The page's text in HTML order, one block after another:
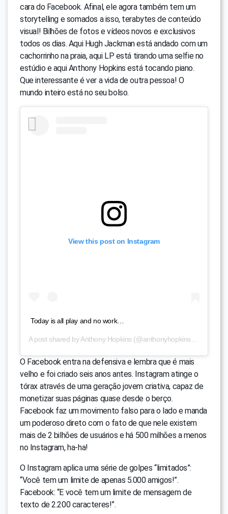
cara do Facebook. Afinal, ele agora também tem um
storytelling e somados a isso, terabytes de conteúdo
visual! Bilhões de fotos e vídeos novos e exclusivos
todos os dias. Aqui Hugh Jackman está andado com um
cachorrinho na praia, aqui LP está tirando uma selfie no
estúdio e aqui Anthony Hopkins está tocando piano.
Que interessante é ver a vida de outra pessoa! O
mundo inteiro está no seu bolso.
View this post on Instagram
Today is all play and no work…
A post shared byAnthony Hopkins (@anthonyhopkins) on
O Facebook entra na defensiva e lembra que é mais
velho e foi criado seis anos antes. Instagram atinge o
tórax através de uma geração jovem criativa, capaz de
monetizar suas páginas quase desde o berço.
Facebook faz um movimento falso para o lado e manda
um poderoso direto com o fato de que nele existem
mais de 2 bilhões de usuários e há 500 milhões a menos
no Instagram, ha-ha!
O Instagram aplica uma série de golpes “limitados”:
“Você tem um limite de apenas 5.000 amigos!”.
Facebook: “E você tem um limite de mensagem de
texto de 2.200 caracteres!”.